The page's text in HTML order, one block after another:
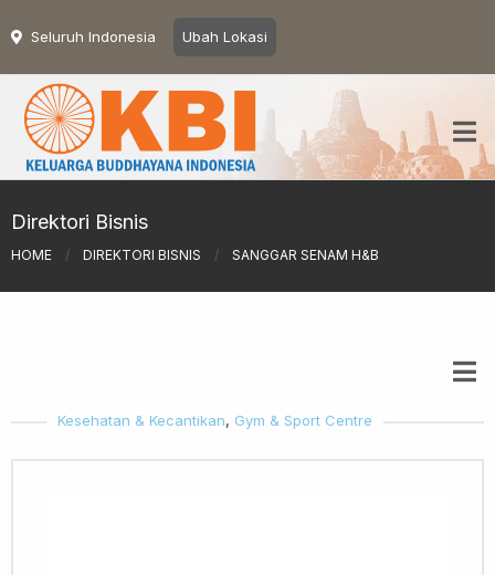
Seluruh Indonesia Ubah Lokasi
Direktori Bisnis
HOME / DIREKTORI BISNIS / SANGGAR SENAM H&B
Kesehatan & Kecantikan, Gym & Sport Centre